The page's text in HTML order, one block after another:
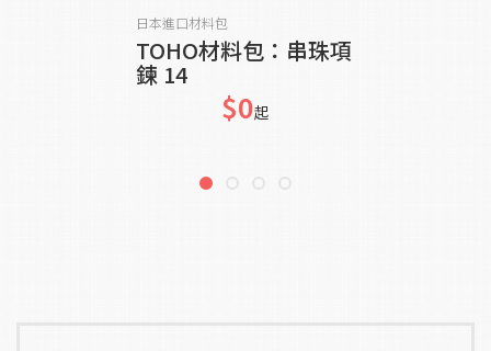
貨到通知我
日本進口材料包
TOHO材料包：串珠項
鍊 14
$0起